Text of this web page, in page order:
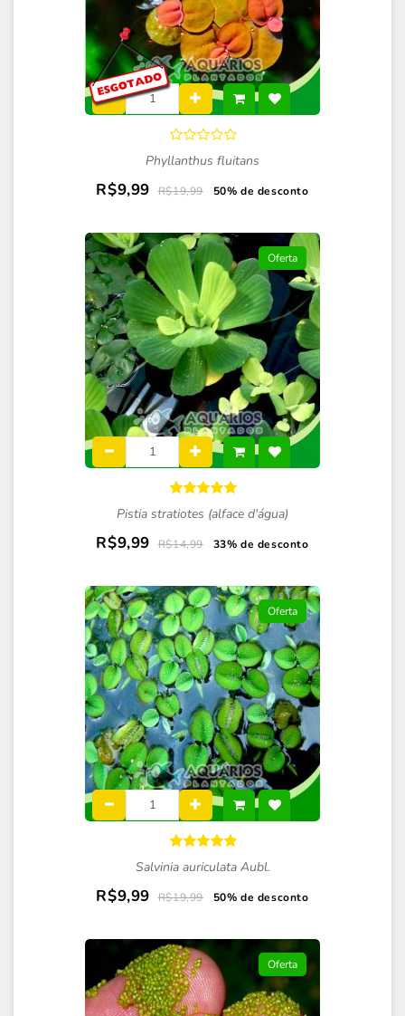
Phyllanthus fluitans
R$9,99 R$19,99 50% de desconto
Oferta
Pistia stratiotes (alface d'água)
R$9,99 R$14,99 33% de desconto
Oferta
Salvinia auriculata Aubl.
R$9,99 R$19,99 50% de desconto
Oferta